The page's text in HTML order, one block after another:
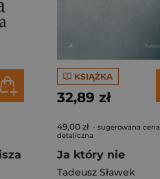
KSIĄŻKA
32,89 zł
49,00 zł - sugerowana cena
detaliczna
Ja który nie
Tadeusz Sławek